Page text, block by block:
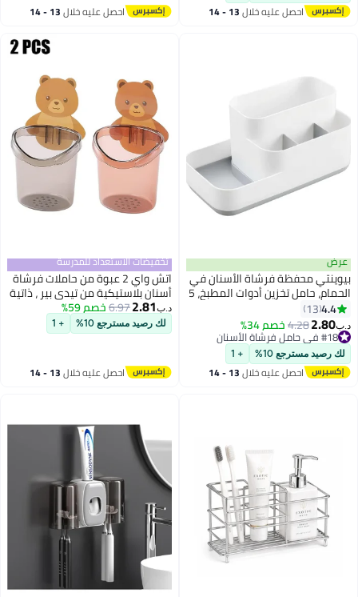
احصل عليه خلال 13 - 14 احصل عليه خلال 13 - 14
عرض
بيوينتي محفظة فرشاة الأسنان في
الحمام، حامل تخزين أدوات المطبخ، 5
مقصورات تخزين متعددة الوظائف
للحاجيات الصحية، علبة أدوات
المكتب، معجون الأسنان، فرشاة
الأسنان، أدوات المائدة (بالرمادي)
4.4
13
د.ب‏2.80
4.28خصم 34%
#18 في حامل فرشاة الأسنان
#18 في حامل فرشاة الأسنان
لك رصيد مسترجع 10% + 1
احصل عليه خلال 13 - 14
تخفيضات الاستعداد للمدرسة
اتش واي 2 عبوة من حاملات فرشاة
أسنان بلاستيكية من تيدي بير ، ذاتية
اللصق ، ملحق حمام للأطفال مع
فتحة تصريف (بني رمادي)
د.ب‏2.81
6.97خصم 59%
لك رصيد مسترجع 10% + 1
احصل عليه خلال 13 - 14